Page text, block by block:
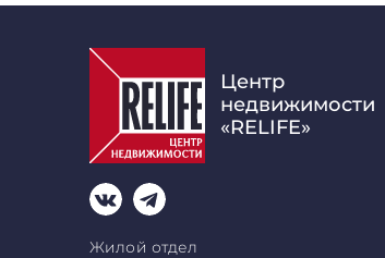
Центр
недвижимости
«RELIFE»
Жилой отдел